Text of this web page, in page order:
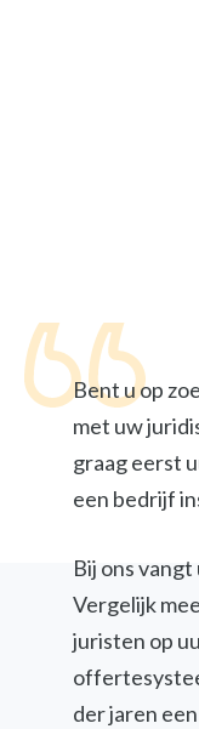
Bent u op
met uw
graag eerst
een bedrijf
Bij ons
Vergelijk
juristen op
der jaren